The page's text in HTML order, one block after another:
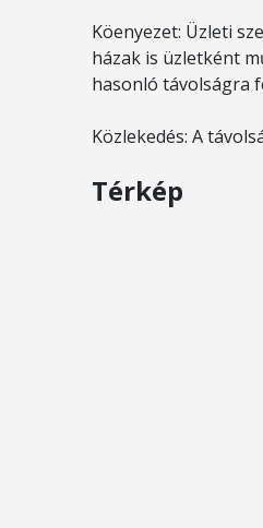
Köenyezet: Üzleti
házak is üzletként
hasonló távolságra
Közlekedés: A
Térkép